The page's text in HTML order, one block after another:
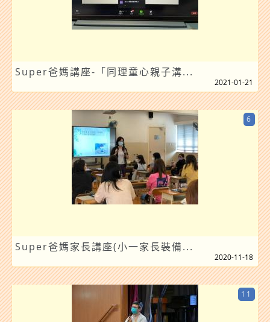
Super爸媽講座-「同理童心親子溝...
2021-01-21
Super爸媽家長講座(小一家長裝備...
6
2020-11-18
11